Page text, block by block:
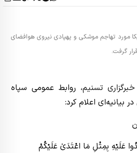
مورد تهاجم موشکی و پهپادی نیروی هوافضای
گرفت.
خبرگزاری تسنیم، روابط عمومی سپاه
بیانیه‌ای اعلام کرد:
عَلَيْهِ بِمِثْلِ مَا اعْتَدَىٰ عَلَيْكُمْ